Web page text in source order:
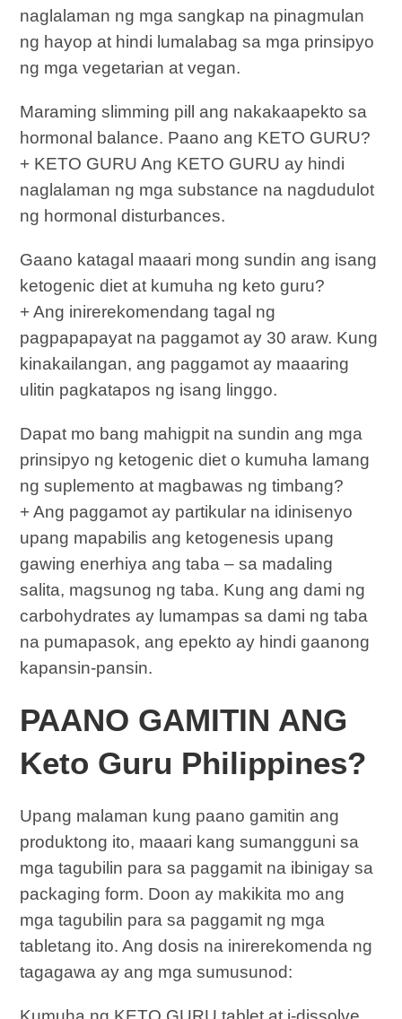
naglalaman ng mga sangkap na pinagmulan
ng hayop at hindi lumalabag sa mga prinsipyo
ng mga vegetarian at vegan.
Maraming slimming pill ang nakakaapekto sa
hormonal balance. Paano ang KETO GURU?
+ KETO GURU Ang KETO GURU ay hindi
naglalaman ng mga substance na nagdudulot
ng hormonal disturbances.
Gaano katagal maaari mong sundin ang isang
ketogenic diet at kumuha ng keto guru?
+ Ang inirerekomendang tagal ng
pagpapapayat na paggamot ay 30 araw. Kung
kinakailangan, ang paggamot ay maaaring
ulitin pagkatapos ng isang linggo.
Dapat mo bang mahigpit na sundin ang mga
prinsipyo ng ketogenic diet o kumuha lamang
ng suplemento at magbawas ng timbang?
+ Ang paggamot ay partikular na idinisenyo
upang mapabilis ang ketogenesis upang
gawing enerhiya ang taba – sa madaling
salita, magsunog ng taba. Kung ang dami ng
carbohydrates ay lumampas sa dami ng taba
na pumapasok, ang epekto ay hindi gaanong
kapansin-pansin.
PAANO GAMITIN ANG
Keto Guru Philippines?
Upang malaman kung paano gamitin ang
produktong ito, maaari kang sumangguni sa
mga tagubilin para sa paggamit na ibinigay sa
packaging form. Doon ay makikita mo ang
mga tagubilin para sa paggamit ng mga
tabletang ito. Ang dosis na inirerekomenda ng
tagagawa ay ang mga sumusunod: